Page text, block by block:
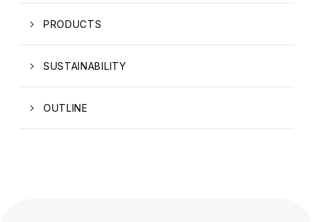
PRODUCTS
SUSTAINABILITY
OUTLINE